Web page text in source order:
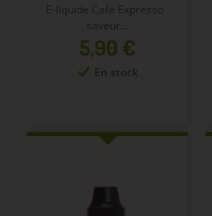
E-liquide Café Expresso
saveur...
Prix
5,90 €
En stock